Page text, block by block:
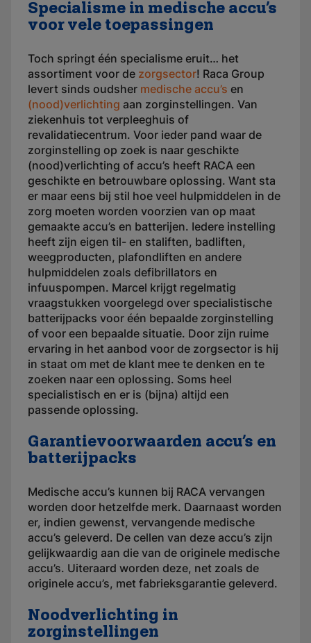
Specialisme in medische accu’s
voor vele toepassingen
Toch springt één specialisme eruit… het
assortiment voor de zorgsector! Raca Group
levert sinds oudsher medische accu’s en
(nood)verlichting aan zorginstellingen. Van
ziekenhuis tot verpleeghuis of
revalidatiecentrum. Voor ieder pand waar de
zorginstelling op zoek is naar geschikte
(nood)verlichting of accu’s heeft RACA een
geschikte en betrouwbare oplossing. Want sta
er maar eens bij stil hoe veel hulpmiddelen in de
zorg moeten worden voorzien van op maat
gemaakte accu’s en batterijen. Iedere instelling
heeft zijn eigen til- en staliften, badliften,
weegproducten, plafondliften en andere
hulpmiddelen zoals defibrillators en
infuuspompen. Marcel krijgt regelmatig
vraagstukken voorgelegd over specialistische
batterijpacks voor één bepaalde zorginstelling
of voor een bepaalde situatie. Door zijn ruime
ervaring in het aanbod voor de zorgsector is hij
in staat om met de klant mee te denken en te
zoeken naar een oplossing. Soms heel
specialistisch en er is (bijna) altijd een
passende oplossing.
Garantievoorwaarden accu’s en
batterijpacks
Medische accu’s kunnen bij RACA vervangen
worden door hetzelfde merk. Daarnaast worden
er, indien gewenst, vervangende medische
accu’s geleverd. De cellen van deze accu’s zijn
gelijkwaardig aan die van de originele medische
accu’s. Uiteraard worden deze, net zoals de
originele accu’s, met fabrieksgarantie geleverd.
Noodverlichting in
zorginstellingen